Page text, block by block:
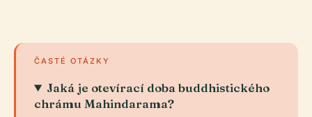
ČASTÉ OTÁZKY
Jaká je otevírací doba buddhistického
chrámu Mahindarama?